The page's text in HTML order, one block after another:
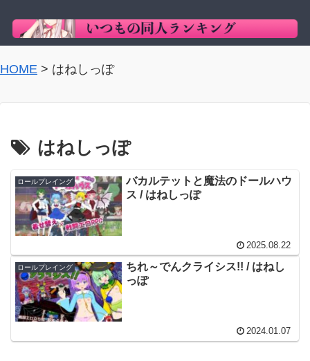
HOME > はねしっぽ
はねしっぽ
ロールプレイング
バカルテットと魔法のドールハウ
ス / はねしっぽ
2025.08.22
ロールプレイング
ちれ～でんクライシス!! / はねし
っぽ
2024.01.07